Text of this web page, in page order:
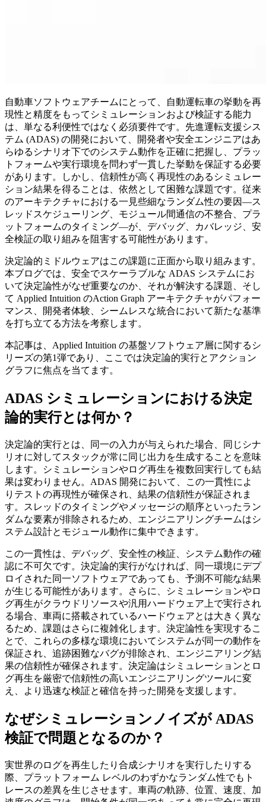
自動車ソフトウェアチームにとって、自動運転車の挙動を再
現性と精度をもってシミュレーションおよび検証する能力
は、単なる利便性ではなく必須要件です。先進運転支援シス
テム (ADAS) の開発において、開発者や安全エンジニアはあ
らゆるシナリオ下でのシステム動作を正確に把握し、プラッ
トフォームや実行環境を問わず一貫した挙動を保証する必要
があります。しかし、信頼性が高く再現性のあるシミュレー
ション結果を得ることは、依然として困難な課題です。従来
のアーキテクチャにおける一見些細なランダム性の要因—ス
レッドスケジューリング、モジュール間通信の不整合、プラ
ットフォームのタイミング—が、デバッグ、カバレッジ、安
全検証の取り組みを阻害する可能性があります。
決定論的ミドルウェアはこの課題に正面から取り組みます。
本ブログでは、安全でスケーラブルな ADAS システムにお
いて決定論性がなぜ重要なのか、それが解決する課題、そし
て Applied Intuition のAction Graph アーキテクチャがパフォー
マンス、開発者体験、シームレスな統合において新たな基準
を打ち立てる方法を考察します。
本記事は、Applied Intuition の基盤ソフトウェア層に関するシ
リーズの第1弾であり、ここでは決定論的実行とアクション
グラフに焦点を当てます。
ADAS シミュレーションにおける決定
論的実行とは何か？
決定論的実行とは、同一の入力が与えられた場合、同じシナ
リオに対してスタックが常に同じ出力を生成することを意味
します。シミュレーションやログ再生を複数回実行しても結
果は変わりません。ADAS 開発において、この一貫性によ
りテストの再現性が確保され、結果の信頼性が保証されま
す。スレッドのタイミングやメッセージの順序といったラン
ダムな要素が排除されるため、エンジニアリングチームはシ
ステム設計とモジュール動作に集中できます。
この一貫性は、デバッグ、安全性の検証、システム動作の確
認に不可欠です。決定論的実行がなければ、同一環境にデプ
ロイされた同一ソフトウェアであっても、予測不可能な結果
が生じる可能性があります。さらに、シミュレーションやロ
グ再生がクラウドリソースや汎用ハードウェア上で実行され
る場合、車両に搭載されているハードウェアとは大きく異な
るため、課題はさらに複雑化します。決定論性を実現するこ
とで、これらの多様な環境においてシステムが同一の動作を
保証され、追跡困難なバグが排除され、エンジニアリング結
果の信頼性が確保されます。決定論はシミュレーションとロ
グ再生を厳密で信頼性の高いエンジニアリングツールに変
え、より迅速な検証と確信を持った開発を支援します。
なぜシミュレーションノイズが ADAS
検証で問題となるのか？
実世界のログを再生したり合成シナリオを実行したりする
際、プラットフォーム レベルのわずかなランダム性でもト
レースの差異を生じさせます。車両の軌跡、位置、速度、加